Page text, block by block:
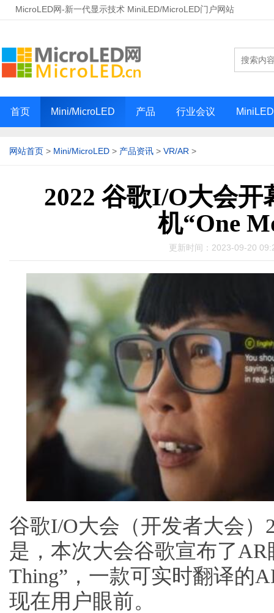
MicroLED网-新一代显示技术 MiniLED/MicroLED门户网站
首页 Mini/MicroLED 产品 行业会议
网站首页 > Mini/MicroLED > 产品资讯 > VR/AR >
2022 谷歌I/O大会
机“One
更新时间：2023-09-20
谷歌I/O大会（开发者大会）
是，本次大会谷歌宣布了AR
Thing”，一款可实时翻译的
现在用户眼前。